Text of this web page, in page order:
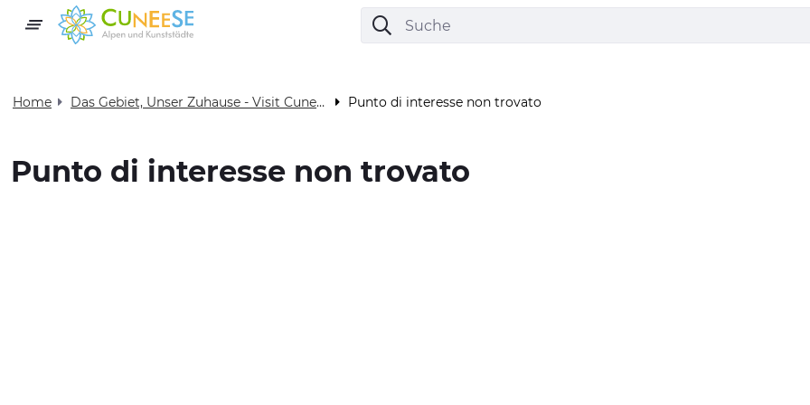
Home Das Gebiet, Unser Zuhause - Visit Cuneese Punto di interesse non trovato
Punto di interesse non trovato